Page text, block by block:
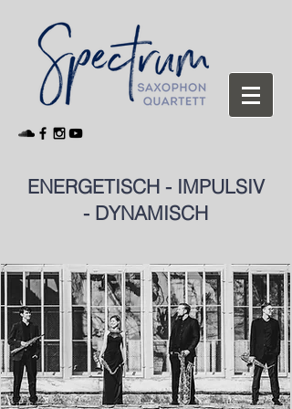
ENERGETISCH - IMPULSIV
- DYNAMISCH